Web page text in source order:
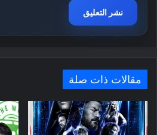
مقالات ذات صلة